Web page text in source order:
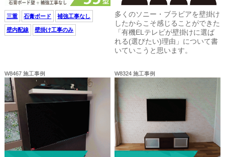
三重 石膏ボード 補強工事なし
壁内配線 壁掛け工事のみ
多くのソニー・ブラビアを壁掛け
したからこそ感じることができた
「有機ELテレビが壁掛けに選ば
れる(選びたい)理由」について書
いていこうと思います。
W8467 施工事例 W8324 施工事例